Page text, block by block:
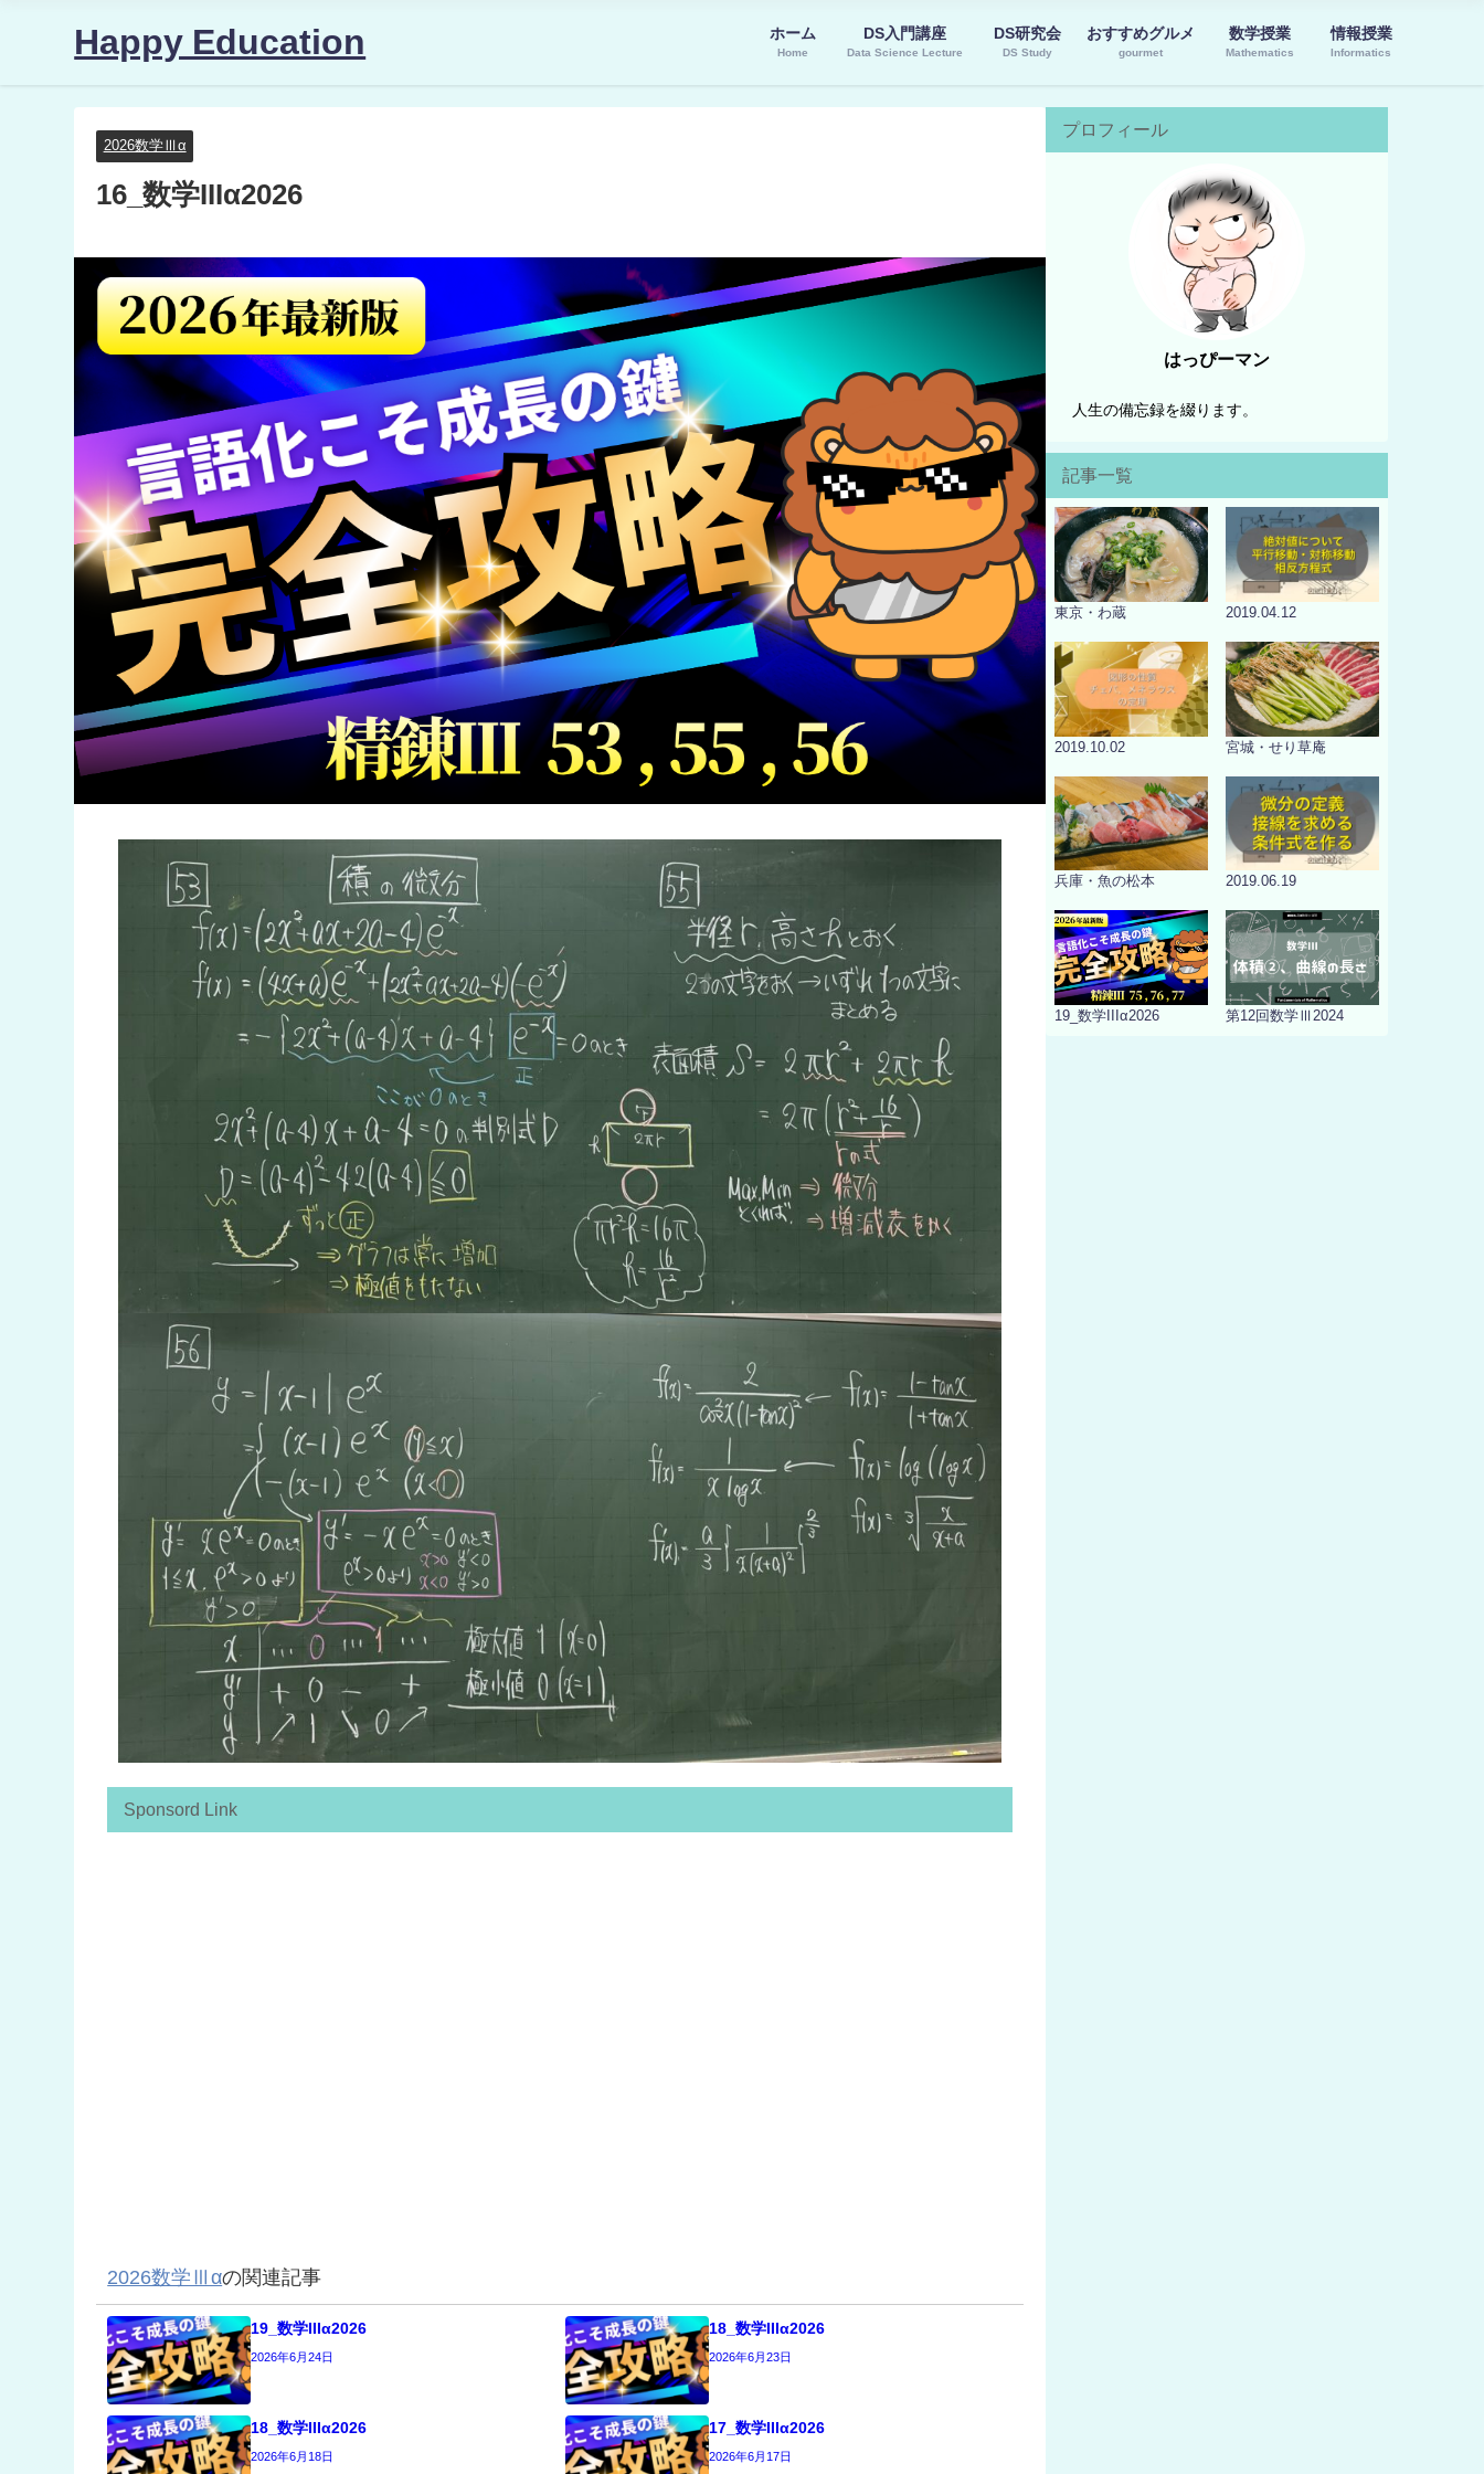
Happy Education ホーム
Home
DS入門講座
Data Science Lecture
DS研究会
DS Study
おすすめグルメ
gourmet
数学授業
Mathematics
情報授業
Informatics
2026数学Ⅲα
16_数学IIIα2026
Sponsord Link
2026数学Ⅲαの関連記事
19_数学IIIα2026
2026年6月24日
18_数学IIIα2026
2026年6月23日
18_数学IIIα2026
2026年6月18日
17_数学IIIα2026
2026年6月17日
プロフィール
はっぴーマン
人生の備忘録を綴ります。
記事一覧
東京・わ蔵 2019.04.12
2019.10.02 宮城・せり草庵
兵庫・魚の松本 2019.06.19
19_数学IIIα2026 第12回数学Ⅲ2024